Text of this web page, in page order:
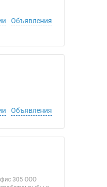
Объявления
Объявления
305 ООО